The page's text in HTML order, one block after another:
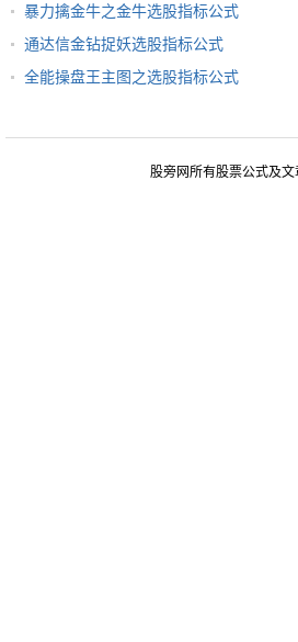
暴力擒金牛之金牛选股指标公式
通达信金钻捉妖选股指标公式
全能操盘王主图之选股指标公式
股旁网所有股票公式及